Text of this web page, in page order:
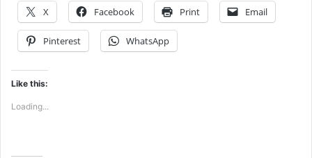
X Facebook Print Email
Pinterest WhatsApp
Like this:
Loading...